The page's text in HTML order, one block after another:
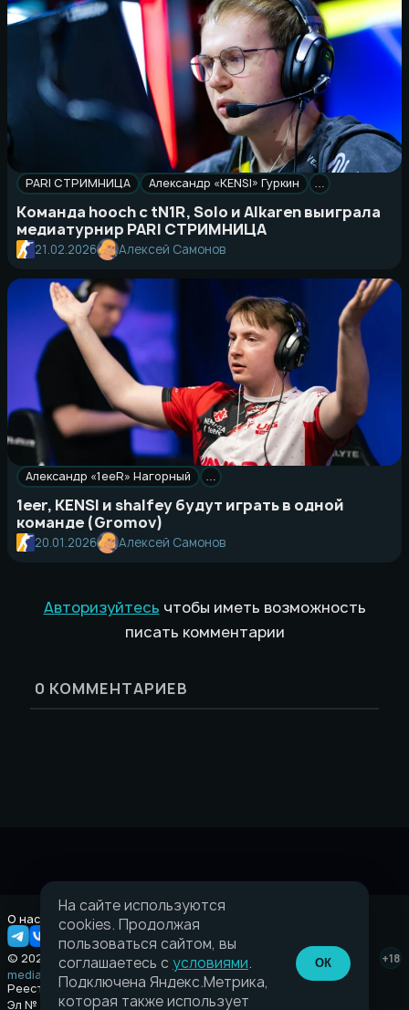
PARI СТРИМНИЦА Александр «KENSI» Гуркин …
Команда hooch с tN1R, Solo и Alkaren выиграла
медиатурнир PARI СТРИМНИЦА
21.02.2026 Алексей Самонов
Александр «1eeR» Нагорный …
1eer, KENSI и shalfey будут играть в одной
команде (Gromov)
20.01.2026 Алексей Самонов
Авторизуйтесь чтобы иметь возможность
писать комментарии
0 КОММЕНТАРИЕВ
О нас Правовая информация
© 2026 Taverna.gg
+18
media@taverna.gg
Реестровая запись:
Эл № ФС77-89710 выдано Федеральной службой по надзору в
На сайте используются
cookies. Продолжая
пользоваться сайтом, вы
соглашаетесь с условиями.
Подключена Яндекс.Метрика,
которая также использует
ОК